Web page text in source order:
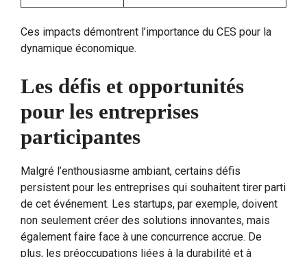
Ces impacts démontrent l’importance du CES pour la
dynamique économique.
Les défis et opportunités
pour les entreprises
participantes
Malgré l’enthousiasme ambiant, certains défis
persistent pour les entreprises qui souhaitent tirer parti
de cet événement. Les startups, par exemple, doivent
non seulement créer des solutions innovantes, mais
également faire face à une concurrence accrue. De
plus, les préoccupations liées à la durabilité et à